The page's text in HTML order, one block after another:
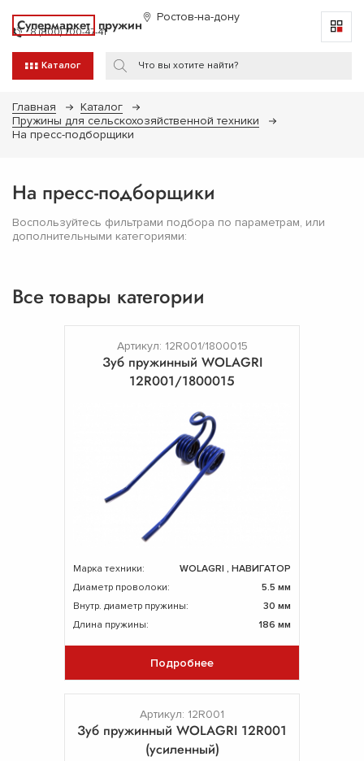
Супермаркет пружин Ростов-на-дону
8 (800) 700-47-41
Каталог
Главная
Каталог
Пружины для сельскохозяйственной техники
На пресс-подборщики
На пресс-подборщики
Воспользуйтесь фильтрами подбора по параметрам, или
дополнительными категориями:
Все товары категории
Артикул: 12R001/1800015
Зуб пружинный WOLAGRI
12R001/1800015
Марка техники:
WOLAGRI , НАВИГАТОР
Диаметр проволоки:
5.5 мм
Внутр. диаметр пружины:
30 мм
Длина пружины:
186 мм
Подробнее
Артикул: 12R001
Зуб пружинный WOLAGRI 12R001
(усиленный)